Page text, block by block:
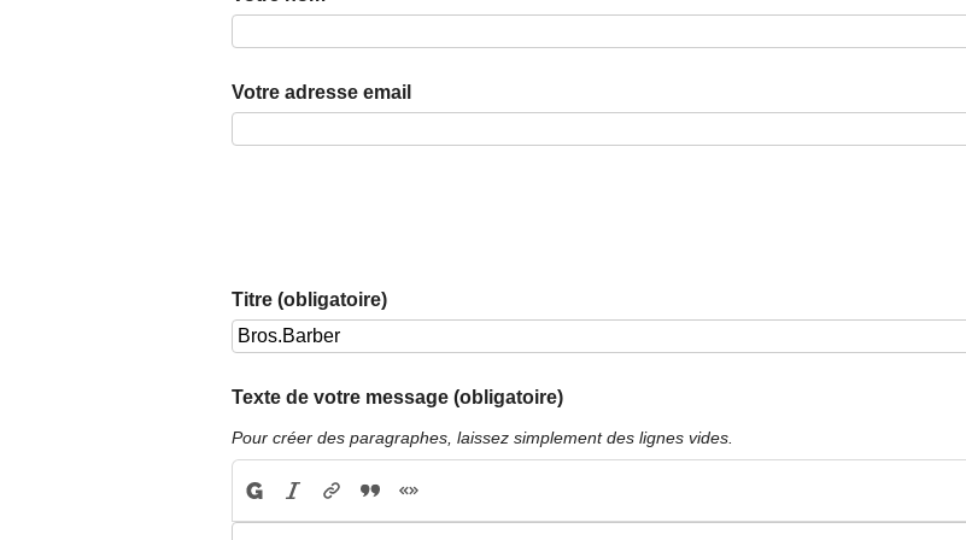
Votre adresse email
Titre (obligatoire)
Texte de votre message (obligatoire)
Pour créer des paragraphes, laissez simplement des lignes vides.